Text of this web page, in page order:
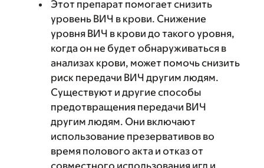
Этот препарат помогает снизить
уровень ВИЧ в крови. Снижение
уровня ВИЧ в крови до такого уровня,
когда он не будет обнаруживаться в
анализах крови, может помочь снизить
риск передачи ВИЧ другим людям.
Существуют и другие способы
предотвращения передачи ВИЧ
другим людям. Они включают
использование презервативов во
время полового акта и отказ от
совместного использования игл и